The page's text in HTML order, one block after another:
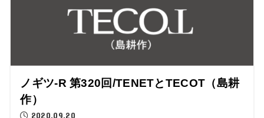
ノギツ-R 第320回/TENETとTECOT（島耕
作）
2020.09.20